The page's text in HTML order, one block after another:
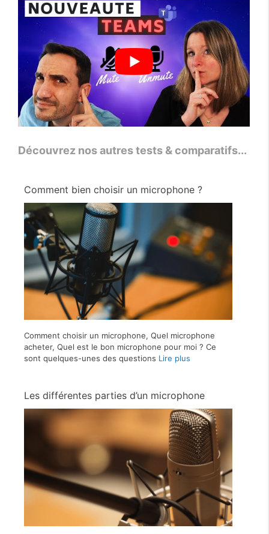
Découvrez nos autres tests & comparatifs...
Comment bien choisir un microphone ?
Comment choisir un microphone, Quel microphone
acheter, Quel est le bon microphone pour moi ? Ce
sont quelques-unes des questions Lire plus
Les différentes parties d’un microphone